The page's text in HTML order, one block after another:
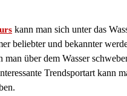
kann man sich unter das
beliebter und bekannter
man über dem Wasser
Trendsportart kann